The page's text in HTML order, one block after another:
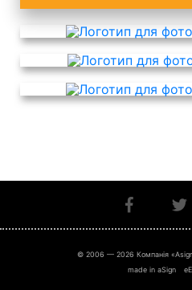
© 2006 — 2026 Компанія
made in aSign